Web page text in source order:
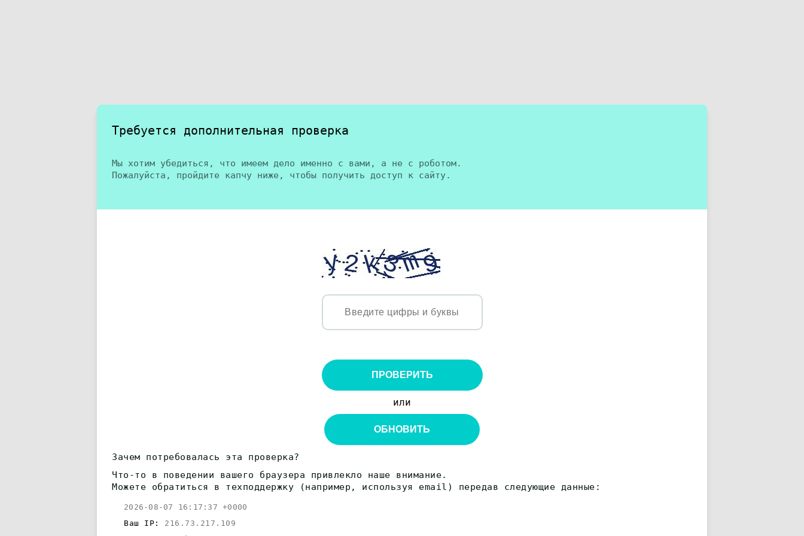
Требуется дополнительная проверка
Мы хотим убедиться, что имеем дело именно с вами, а не с роботом.
Пожалуйста, пройдите капчу ниже, чтобы получить доступ к сайту.
ПРОВЕРИТЬ
или
ОБНОВИТЬ
Зачем потребовалась эта проверка?
Что-то в поведении вашего браузера привлекло наше внимание.
Можете обратиться в техподдержку (например, используя email) передав следующие данные:
2026-08-07 16:17:37 +0000
Ваш IP: 216.73.217.109